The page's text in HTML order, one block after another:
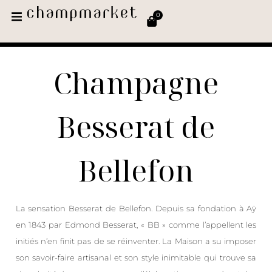
0
Champagne
Besserat de
Bellefon
La sensation Besserat de Bellefon. Depuis sa fondation à Aÿ
en 1843 par Edmond Besserat, « BB » comme l’appellent les
initiés n’en finit pas de se réinventer. La Maison a su imposer
son savoir-faire artisanal et son style inimitable qui trouve sa